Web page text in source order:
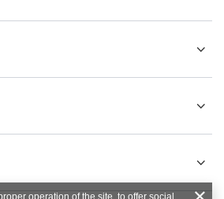
operation of the site, to offer social